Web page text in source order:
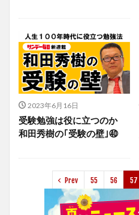
2023年6月16日
受験勉強は役に立つのか
和田秀樹の｢受験の壁｣㊵
Prev 55 56 57